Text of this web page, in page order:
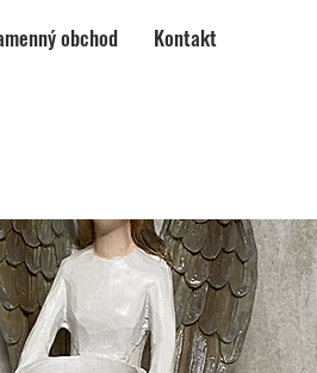
obchod Kontakt